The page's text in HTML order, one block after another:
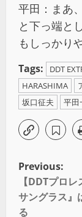
平田：まあ
と下っ端と
もしっかり
Tags: DDT
HARASHIMA
坂口征夫
平田
Previous:
【DDTプロ
サングラス』
る